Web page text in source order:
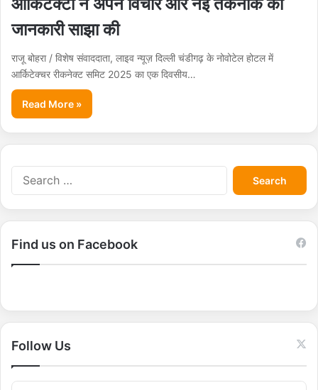
जानकारी साझा की
राजू बोहरा / विशेष संवाददाता, लाइव न्यूज़ दिल्ली चंडीगढ़ के नोवोटेल होटल में
आर्किटेक्चर रीकनेक्ट समिट 2025 का एक दिवसीय…
Read More »
S
e
a
r
r
Find us on Facebook
Follow Us